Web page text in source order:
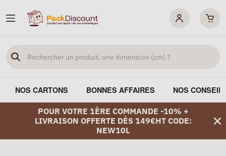
NOS CARTONS BONNES AFFAIRES NOS
POUR VOTRE 1ÈRE COMMANDE -10% +
LIVRAISON OFFERTE DÈS 149€HT CODE:
NEW10L